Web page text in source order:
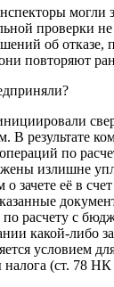
могли
проверки
об отказе,
повторяют
В результате
по
излишне
зачете её в
расчету с
какой-либо
условием
(ст. 78